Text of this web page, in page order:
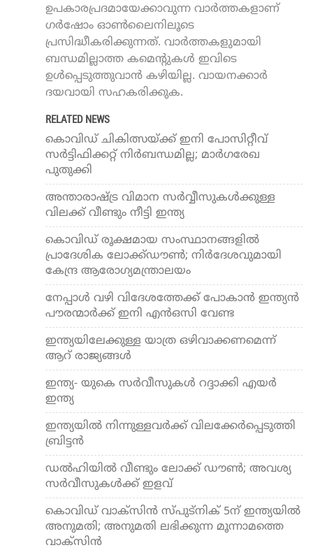
ഉപകാരപ്രദമായേക്കാവുന്ന വാർത്തകളാണ്
ഗർഷോം ഓൺലൈനിലൂടെ
പ്രസിദ്ധീകരിക്കുന്നത്. വാർത്തകളുമായി
ബന്ധമില്ലാത്ത കമെന്റുകൾ ഇവിടെ
ഉൾപ്പെടുത്തുവാൻ കഴിയില്ല. വായനക്കാർ
ദയവായി സഹകരിക്കുക.
RELATED NEWS
കൊവിഡ് ചികിത്സയ്ക്ക് ഇനി പോസിറ്റീവ്
സര്‍ട്ടിഫിക്കറ്റ് നിര്‍ബന്ധമില്ല; മാര്‍ഗരേഖ
പുതുക്കി
അന്താരാഷ്ട്ര വിമാന സര്‍വ്വീസുകള്‍ക്കുള്ള
വിലക്ക് വീണ്ടും നീട്ടി ഇന്ത്യ
കൊവിഡ് രൂക്ഷമായ സംസ്ഥാനങ്ങളില്‍
പ്രാദേശിക ലോക്ക്ഡൗണ്‍; നിര്‍ദേശവുമായി
കേന്ദ്ര ആരോഗ്യമന്ത്രാലയം
നേപ്പാള്‍ വഴി വിദേശത്തേക്ക് പോകാന്‍ ഇന്ത്യന്‍
പൗരന്മാര്‍ക്ക് ഇനി എന്‍ഒസി വേണ്ട
ഇന്ത്യയിലേക്കുള്ള യാത്ര ഒഴിവാക്കണമെന്ന്
ആറ് രാജ്യങ്ങള്‍
ഇന്ത്യ- യുകെ സര്‍വീസുകള്‍ റദ്ദാക്കി എയര്‍
ഇന്ത്യ
ഇന്ത്യയില്‍ നിന്നുള്ളവര്‍ക്ക് വിലക്കേര്‍പ്പെടുത്തി
ബ്രിട്ടന്‍
ഡല്‍ഹിയില്‍ വീണ്ടും ലോക്ക് ഡൗണ്‍; അവശ്യ
സര്‍വീസുകള്‍ക്ക് ഇളവ്
കൊവിഡ് വാക്സിന്‍ സ്പുട്നിക് 5ന് ഇന്ത്യയില്‍
അനുമതി; അനുമതി ലഭിക്കുന്ന മൂന്നാമത്തെ
വാക്സിന്‍